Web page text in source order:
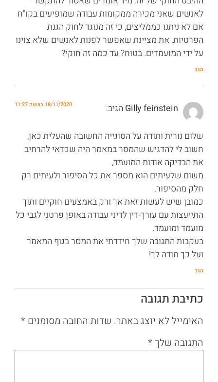
לאנשים שאני מכירה ממקומות עבודה שמופיעים בקו"ח
אם לא ניתנו כממליצים, כי זה מנוגד לחוק הגנת
הפרטיות. את מציינת שאפשר לפנות לאנשים שלא צוינו
על ידי המועמדים. בטוח? עד כמה זה חוקי?
הגב
Gilly feinstein הגיב: 18/11/2020 בשעה 11:27
שלום נורית ותודה על הסוגייה החשובה שהעלית כאן,
חשוב לי להדגיש שהמסר במאמר היה שכדאי להרחיב
את הבדיקה אודות המועמד,
משום שלעיתים הוא מספר את כל הסיפור ולעיתים רק
חלק מהסיפור.
כמובן שיש לעשות זאת אך ורק באמצעים חוקיים ותוך
התייעצות עם עורך-דין לדיני עבודה באופן פרטני לגבי כל
מועמד ומועמד.
בעקבות התגובה שלך חידדתי את המסר בגוף המאמר
ועל כך תודה לך!
הגב
כתיבת תגובה
האימייל לא יוצג באתר. שדות החובה מסומנים *
התגובה שלך *